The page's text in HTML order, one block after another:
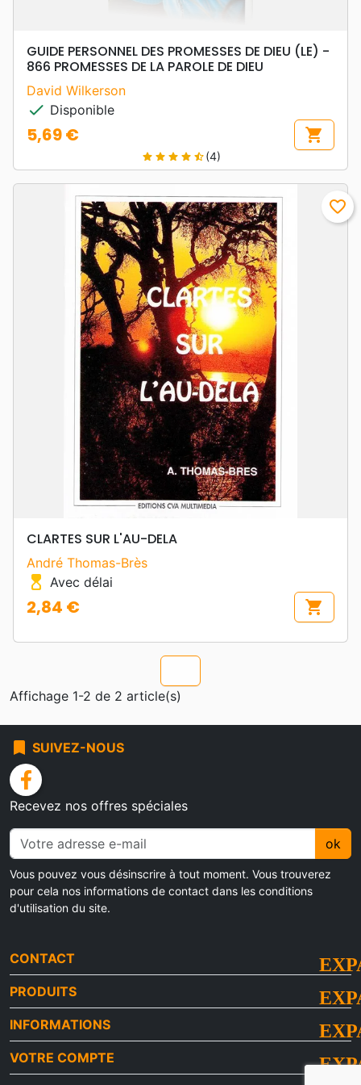
GUIDE PERSONNEL DES PROMESSES DE DIEU (LE) -
866 PROMESSES DE LA PAROLE DE DIEU
David Wilkerson
check Disponible
Prix
5,69 € shopping_cart
star star star star star_half(4)
favorite_border
CLARTES SUR L'AU-DELA
André Thomas-Brès
hourglass_top Avec délai
Prix
2,84 € shopping_cart
Affichage 1-2 de 2 article(s)
bookmark SUIVEZ-NOUS
facebook
Recevez nos offres spéciales
ok
Vous pouvez vous désinscrire à tout moment. Vous trouverez
pour cela nos informations de contact dans les conditions
d'utilisation du site.
CONTACT
PRODUITS
INFORMATIONS
VOTRE COMPTE